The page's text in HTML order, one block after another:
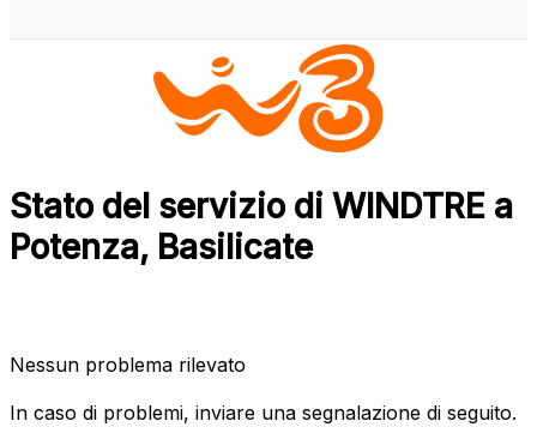
Stato del servizio di WINDTRE a
Potenza, Basilicate
Nessun problema rilevato
In caso di problemi, inviare una segnalazione di seguito.